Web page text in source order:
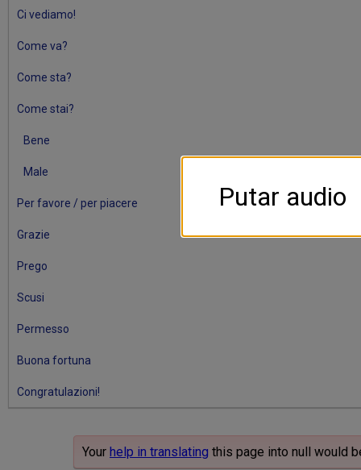
Ci vediamo!
Come va?
Come sta?
Come stai?
Bene
Male
Per favore / per piacere
Grazie
Prego
Scusi
Permesso
Buona fortuna
Congratulazioni!
Your help in translating this page into null would
Putar audio